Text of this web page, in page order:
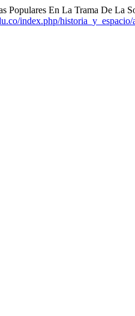
En La Trama De La
index.php/